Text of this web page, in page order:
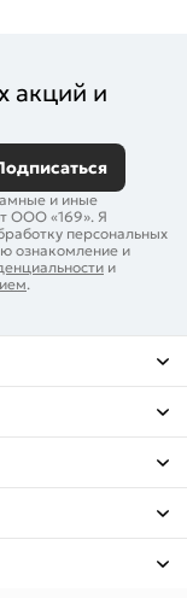
акций и
и иные
ООО «169». Я
персональных
ознакомление и
и
.